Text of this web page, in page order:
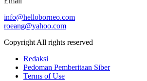
info@helloborneo.com
roeang@yahoo.com
Copyright All rights reserved
Redaksi
Pedoman Pemberitaan Siber
Terms of Use